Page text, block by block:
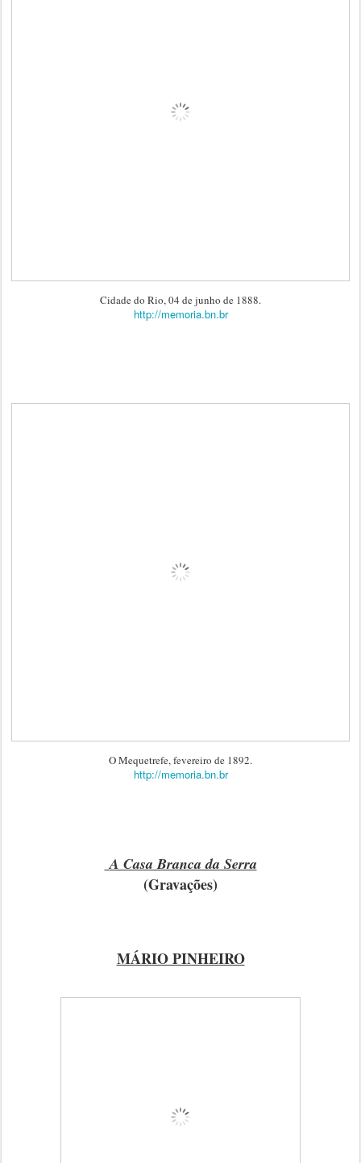
Cidade do Rio, 04 de junho de 1888.
http://memoria.bn.br
O Mequetrefe, fevereiro de 1892.
http://memoria.bn.br
A Casa Branca da Serra
(Gravações)
MÁRIO PINHEIRO